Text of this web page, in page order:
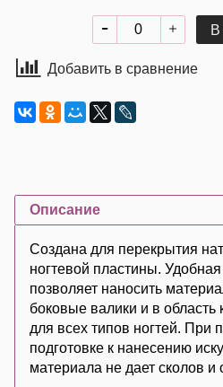
Добавить в сравнение
Описание
Создана для перекрытия
ногтевой пластины.
позволяет наносить
боковые валики и в область
для всех типов ногтей. При
подготовке к нанесению
материала не дает сколов и